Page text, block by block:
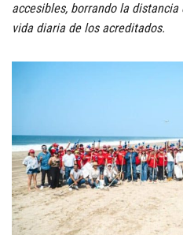
accesibles, borrando la
vida diaria de los acreditados.